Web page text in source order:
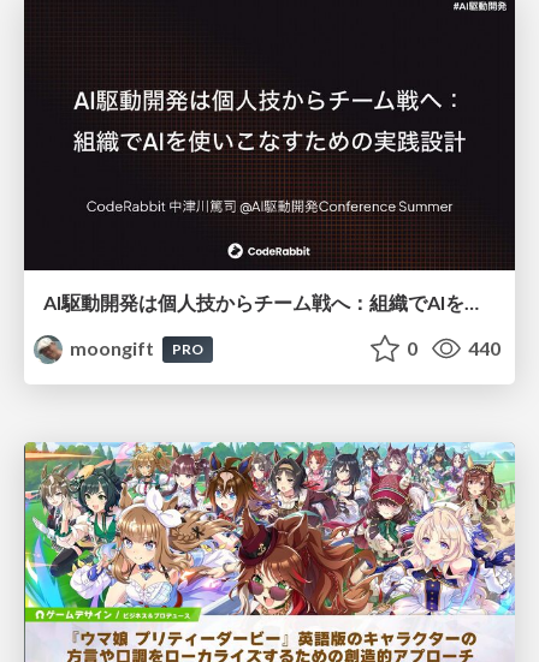
AI駆動開発は個人技からチーム戦へ：組織でAIを使いこなすための実践設計
moongift
PRO 0 440